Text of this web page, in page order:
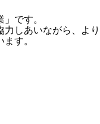
です。
しあいながら、より
す。